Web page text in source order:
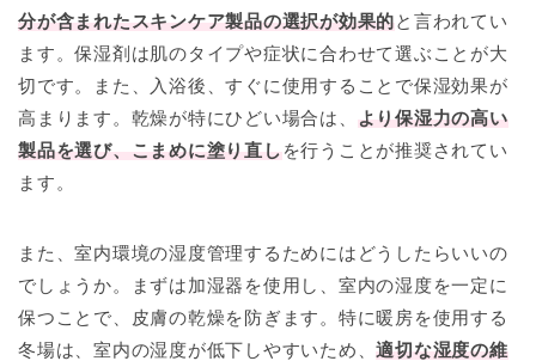
分が含まれたスキンケア製品の選択が効果的と言われてい
ます。保湿剤は肌のタイプや症状に合わせて選ぶことが大
切です。また、入浴後、すぐに使用することで保湿効果が
高まります。乾燥が特にひどい場合は、
より保湿力の高い
製品を選び、こまめに塗り直し を行うことが推奨されてい
ます。
また、室内環境の湿度管理するためにはどうしたらいいの
でしょうか。まずは加湿器を使用し、室内の湿度を一定に
保つことで、皮膚の乾燥を防ぎます。特に暖房を使用する
冬場は、室内の湿度が低下しやすいため、適切な湿度の維